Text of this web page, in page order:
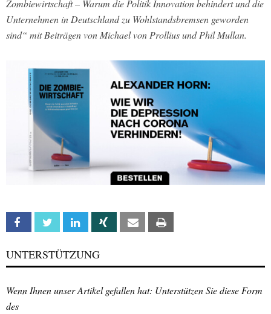
Zombiewirtschaft – Warum die Politik Innovation behindert und die
Unternehmen in Deutschland zu Wohlstandsbremsen geworden
sind“ mit Beiträgen von Michael von Prollius und Phil Mullan.
Facebook Twitter Linkedin Xing Email
UNTERSTÜTZUNG
Wenn Ihnen unser Artikel gefallen hat: Unterstützen Sie diese Form
des